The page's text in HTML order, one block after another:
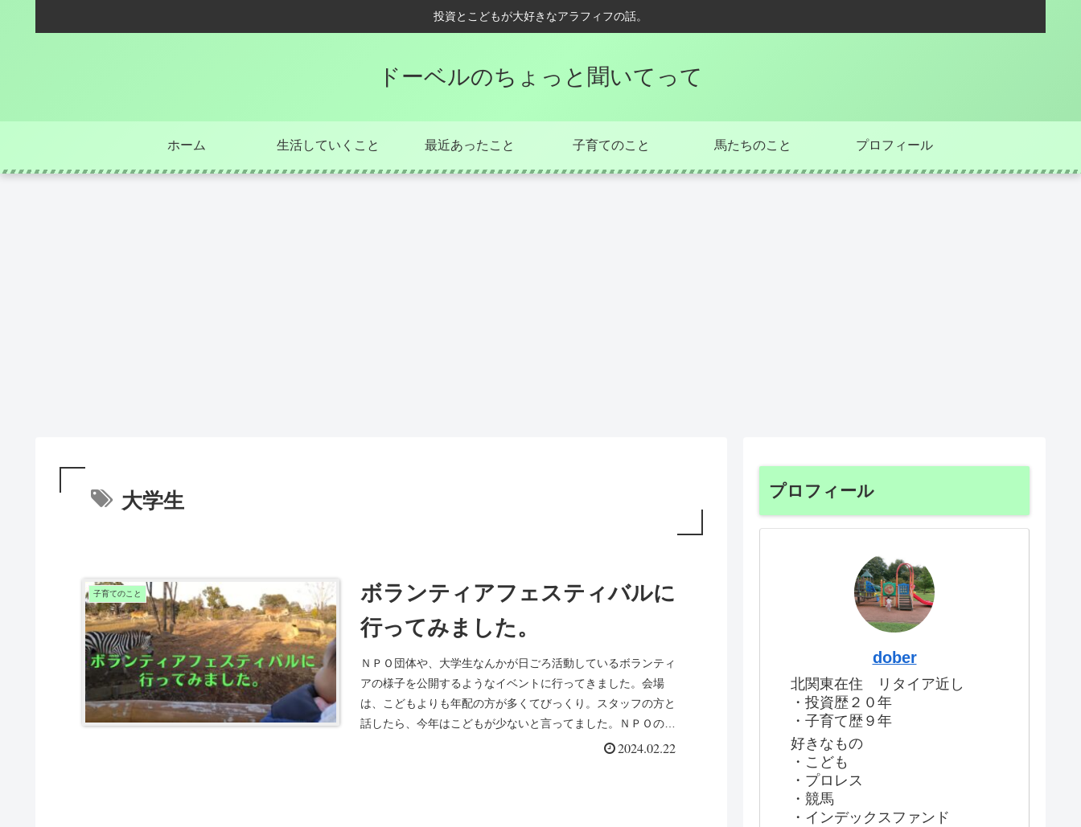
投資とこどもが大好きなアラフィフの話。
ドーベルのちょっと聞いてって
ホーム 生活していくこと 最近あったこと 子育てのこと 馬たちのこと プロフィール
大学生
子育てのこと
ボランティアフェスティバルに
行ってみました。
ＮＰＯ団体や、大学生なんかが日ごろ活動しているボランティ
アの様子を公開するようなイベントに行ってきました。会場
は、こどもよりも年配の方が多くてびっくり。スタッフの方と
話したら、今年はこどもが少ないと言ってました。ＮＰＯの活
2024.02.22
プロフィール
dober
北関東在住 リタイア近し
・投資歴２０年
・子育て歴９年
好きなもの
・こども
・プロレス
・競馬
・インデックスファンド